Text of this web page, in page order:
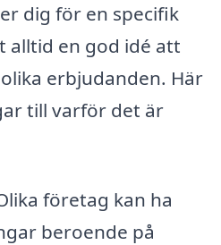
dig för en specifik
alltid en god idé att
erbjudanden. Här
till varför det är
företag kan ha
beroende på